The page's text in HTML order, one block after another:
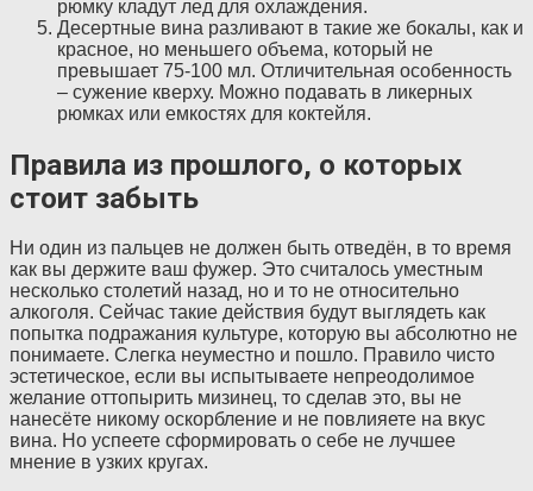
рюмку кладут лед для охлаждения.
Десертные вина разливают в такие же бокалы, как и
красное, но меньшего объема, который не
превышает 75-100 мл. Отличительная особенность
– сужение кверху. Можно подавать в ликерных
рюмках или емкостях для коктейля.
Правила из прошлого, о которых
стоит забыть
Ни один из пальцев не должен быть отведён, в то время
как вы держите ваш фужер. Это считалось уместным
несколько столетий назад, но и то не относительно
алкоголя. Сейчас такие действия будут выглядеть как
попытка подражания культуре, которую вы абсолютно не
понимаете. Слегка неуместно и пошло. Правило чисто
эстетическое, если вы испытываете непреодолимое
желание оттопырить мизинец, то сделав это, вы не
нанесёте никому оскорбление и не повлияете на вкус
вина. Но успеете сформировать о себе не лучшее
мнение в узких кругах.